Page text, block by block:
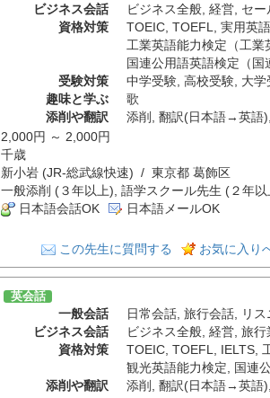
ビジネス会話
ビジネス全般, 経営, セー
資格対策
TOEIC, TOEFL 実用英
工業英語能力検定（工業
国連公用語英語検定（国
受験対策
中学受験, 高校受験, 大学
趣味と学ぶ
歌
添削や翻訳
添削 翻訳(日本語→英語)
2,000円 ～ 2,000円
千歳
新小岩 (JR-総武線快速) / 東京都 葛飾区
一般添削 (３年以上), 語学スクール先生 (２年
日本語会話OK 日本語メールOK
この先生に質問する お気に入り
英会話
一般会話 日常会話, 旅行会話, リ
ビジネス会話
ビジネス全般, 経営, 旅行
資格対策
TOEIC, TOEFL IELTS,
観光英語能力検定
国連
添削や翻訳
添削 翻訳(日本語→英語)